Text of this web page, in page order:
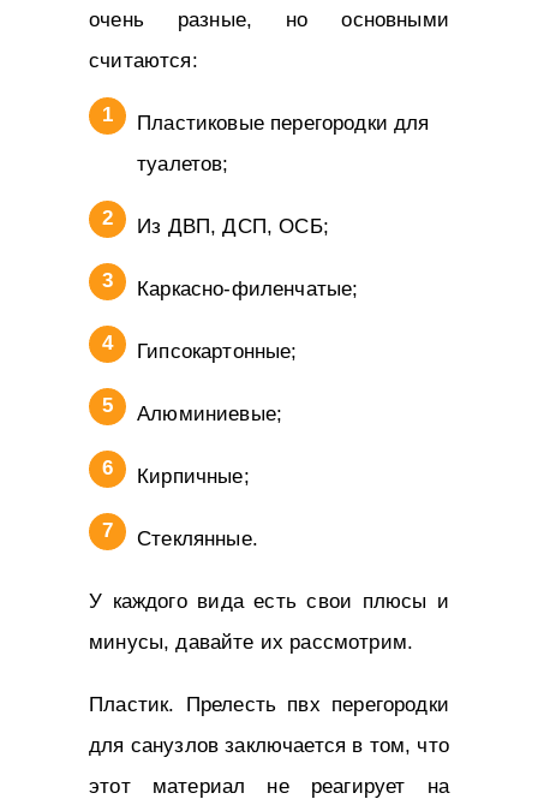
очень разные, но основными
считаются:
Пластиковые перегородки для
туалетов;
Из ДВП, ДСП, ОСБ;
Каркасно-филенчатые;
Гипсокартонные;
Алюминиевые;
Кирпичные;
Стеклянные.
У каждого вида есть свои плюсы и
минусы, давайте их рассмотрим.
Пластик. Прелесть пвх перегородки
для санузлов заключается в том, что
этот материал не реагирует на